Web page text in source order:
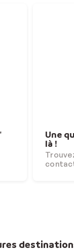
Une
là !